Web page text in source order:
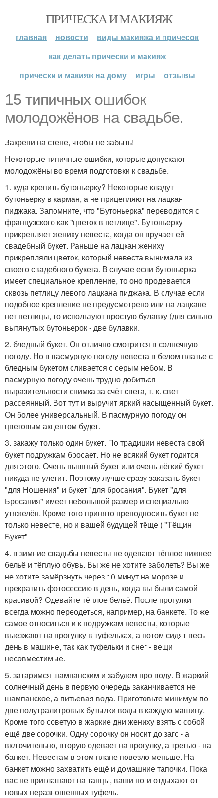
ПРИЧЕСКА И МАКИЯЖ
главная новости
виды макияжа и причесок
как делать прически и макияж
прически и макияж на дому
игры отзывы
15 типичных ошибок
молодожёнов на свадьбе.
Закрепи на стене, чтобы не забыть!
Некоторые типичные ошибки, которые допускают
молодожёны во время подготовки к свадьбе.
1. куда крепить бутоньерку? Некоторые кладут
бутоньерку в карман, а не прицепляют на лацкан
пиджака. Запомните, что "Бутоньерка" переводится с
французского как "цветок в петлице". Бутоньерку
прикрепляет жениху невеста, когда он вручает ей
свадебный букет. Раньше на лацкан жениху
прикрепляли цветок, который невеста вынимала из
своего свадебного букета. В случае если бутоньерка
имеет специальное крепление, то оно продевается
сквозь петлицу левого лацкана пиджака. В случае если
подобное крепление не предусмотрено или на лацкане
нет петлицы, то используют простую булавку (для сильно
вытянутых бутоньерок - две булавки.
2. бледный букет. Он отлично смотрится в солнечную
погоду. Но в пасмурную погоду невеста в белом платье с
бледным букетом сливается с серым небом. В
пасмурную погоду очень трудно добиться
выразительности снимка за счёт света, т. к. свет
рассеянный. Вот тут и выручит яркий насыщенный букет.
Он более универсальный. В пасмурную погоду он
цветовым акцентом будет.
3. закажу только один букет. По традиции невеста свой
букет подружкам бросает. Но не всякий букет годится
для этого. Очень пышный букет или очень лёгкий букет
никуда не улетит. Поэтому лучше сразу заказать букет
"для Ношения" и букет "для бросания". Букет "для
Бросания" имеет небольшой размер и специально
утяжелён. Кроме того принято преподносить букет не
только невесте, но и вашей будущей тёще ( "Тёщин
Букет".
4. в зимние свадьбы невесты не одевают тёплое нижнее
бельё и тёплую обувь. Вы же не хотите заболеть? Вы же
не хотите замёрзнуть через 10 минут на морозе и
прекратить фотосессию в день, когда вы были самой
красивой? Одевайте тёплое бельё. После прогулки
всегда можно переодеться, например, на банкете. То же
самое относиться и к подружкам невесты, которые
выезжают на прогулку в туфельках, а потом сидят весь
день в машине, так как туфельки и снег - вещи
несовместимые.
5. затаримся шампанским и забудем про воду. В жаркий
солнечный день в первую очередь заканчивается не
шампанское, а питьевая вода. Приготовьте минимум по
две полутралитровых бутылки воды в каждую машину.
Кроме того советую в жаркие дни жениху взять с собой
ещё две сорочки. Одну сорочку он носит до загс - а
включительно, вторую одевает на прогулку, а третью - на
банкет. Невестам в этом плане повезло меньше. На
банкет можно захватить ещё и домашние тапочки. Пока
вас не приглашают на танцы, ваши ноги отдыхают от
новых неразношенных туфель.